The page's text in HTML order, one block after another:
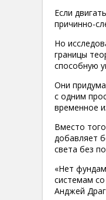
Если
причинно-
Но
границы
способную
Они
с одним
временное
Вместо
добавляет
света без
«Нет
системам
Анджей